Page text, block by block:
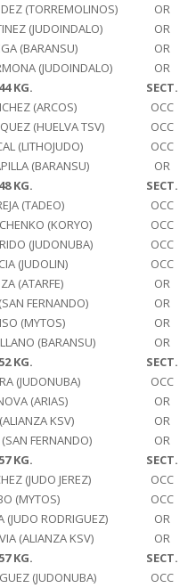
(TORREMOLINOS)
OR
(JUDOINDALO)
OR
(BARANSU)
OR
(JUDOINDALO)
OR
KG.
SECT.
(ARCOS)
OCC
(HUELVA TSV)
OCC
(LITHOJUDO)
OCC
(BARANSU)
OR
KG.
SECT.
(TADEO)
OCC
(KORYO)
OCC
(JUDONUBA)
OCC
(JUDOLIN)
OCC
(ATARFE)
OR
FERNANDO)
OR
(MYTOS)
OR
(BARANSU)
OR
KG.
SECT.
(JUDONUBA)
OCC
(ARIAS)
OR
KSV)
OR
(SAN FERNANDO)
OR
KG.
SECT.
(JUDO JEREZ)
OCC
(MYTOS)
OCC
(JUDO RODRIGUEZ)
OR
(ALIANZA KSV)
OR
KG.
SECT.
(JUDONUBA)
OCC